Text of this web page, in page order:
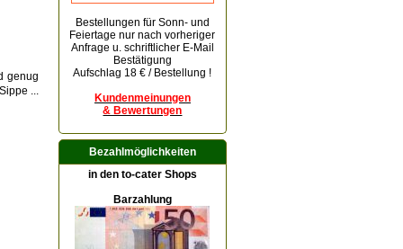
genug
...
Bestellungen für Sonn- und
Feiertagenur nach vorheriger
Anfrage u. schriftlicher E-Mail
Bestätigung
Aufschlag 18 € / Bestellung !
Kundenmeinungen
& Bewertungen
Bezahlmöglichkeiten
in den to-cater Shops
Barzahlung